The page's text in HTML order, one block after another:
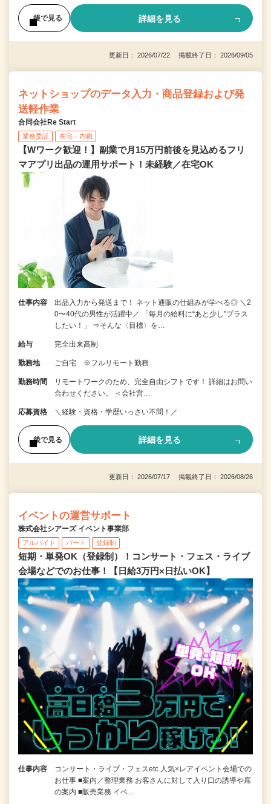
後で見る 詳細を見る
更新日： 2026/07/22 掲載終了日： 2026/09/05
ネットショップのデータ入力・商品登録および発
送軽作業
合同会社Re Start
業務委託 在宅・内職
【Wワーク歓迎！】副業で月15万円前後を見込めるフリ
マアプリ出品の運用サポート！未経験／在宅OK
仕事内容
出品入力から発送まで！ ネット通販の仕組みが学べる◎ ＼2
0〜40代の男性が活躍中／ 「毎月の給料に“あと少し”プラス
したい！」 ⇒そんな〈目標〉を…
給与 完全出来高制
勤務地 ご自宅 ※フルリモート勤務
勤務時間
リモートワークのため、完全自由シフトです！ 詳細はお問い
合わせください。 ＜会社営…
応募資格 ＼経験・資格・学歴いっさい不問！／
後で見る 詳細を見る
更新日： 2026/07/17 掲載終了日： 2026/08/26
イベントの運営サポート
株式会社シアーズ イベント事業部
アルバイト パート 登録制
短期・単発OK（登録制）！コンサート・フェス・ライブ
会場などでのお仕事！【日給3万円×日払いOK】
仕事内容
コンサート・ライブ・フェスetc 人気×レアイベント会場での
お仕事 ■案内／整理業務 お客さんに対して入り口の誘導や席
の案内 ■販売業務 イベ…